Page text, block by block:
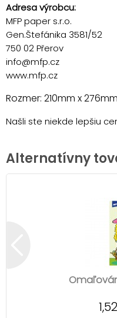
Adresa výrobcu:
MFP paper s.r.o.
Gen.Štefánika 3581/52
750 02 Přerov
info@mfp.cz
www.mfp.cz
Rozmer: 210mm x
Našli ste niekde lepšiu
Alternatívny